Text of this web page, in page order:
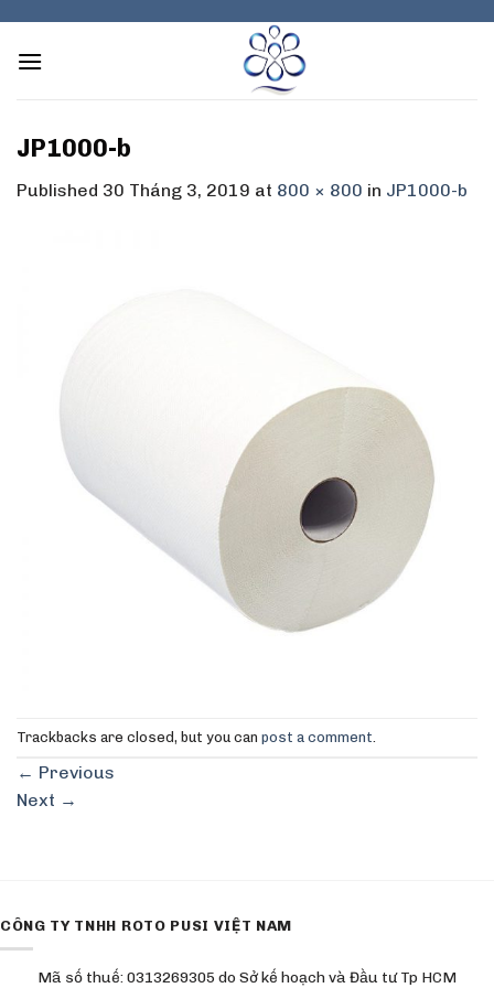
content
JP1000-b
Published 30 Tháng 3, 2019 at 800 × 800 in JP1000-b
Trackbacks are closed, but you can post a comment
← Previous
Next →
CÔNG TY TNHH ROTO PUSI VIỆT NAM
Mã số thuế: 0313269305 do Sở kế hoạch và Đầu tư Tp HCM